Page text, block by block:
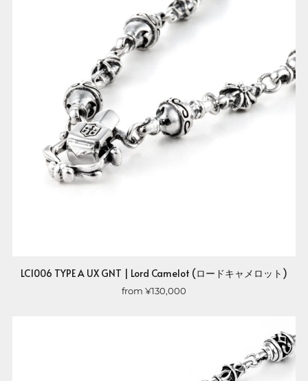
LC1006 TYPE A UX GNT | Lord Camelot (ロードキャメロット)
from ¥130,000